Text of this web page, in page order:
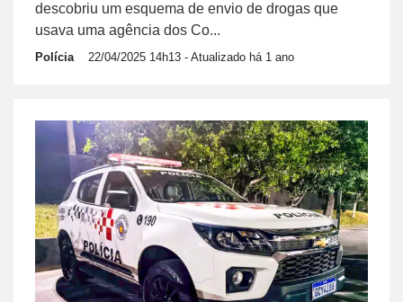
descobriu um esquema de envio de drogas que
usava uma agência dos Co...
Polícia 22/04/2025 14h13 - Atualizado há 1 ano